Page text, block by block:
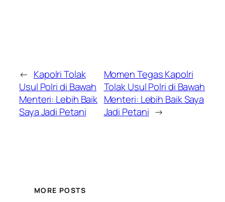
← Kapolri Tolak
Usul Polri di Bawah
Menteri: Lebih Baik
Saya Jadi Petani
Momen Tegas Kapolri
Tolak Usul Polri di Bawah
Menteri: Lebih Baik Saya
Jadi Petani →
MORE POSTS